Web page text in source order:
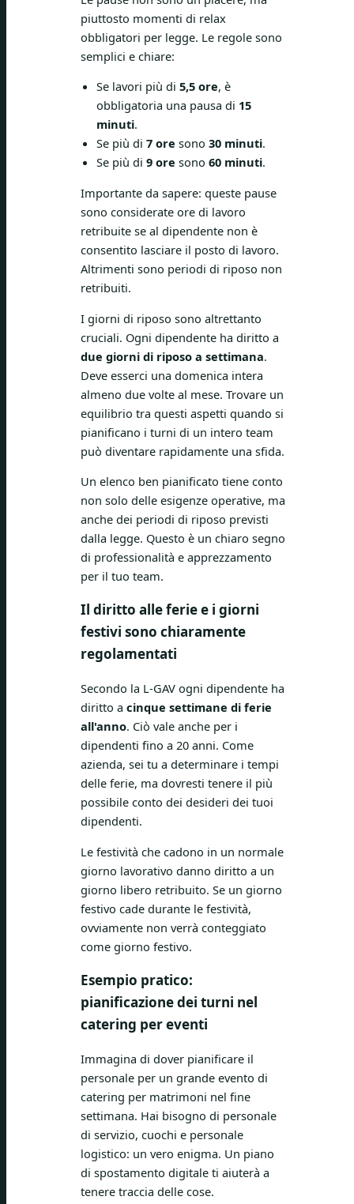
piuttosto momenti di relax
obbligatori per legge. Le regole sono
semplici e chiare:
Se lavori più di 5,5 ore, è
obbligatoria una pausa di 15
minuti.
Se più di 7 ore sono 30 minuti.
Se più di 9 ore sono 60 minuti.
Importante da sapere: queste pause
sono considerate ore di lavoro
retribuite se al dipendente non è
consentito lasciare il posto di lavoro.
Altrimenti sono periodi di riposo non
retribuiti.
I giorni di riposo sono altrettanto
cruciali. Ogni dipendente ha diritto a
due giorni di riposo a settimana.
Deve esserci una domenica intera
almeno due volte al mese. Trovare un
equilibrio tra questi aspetti quando si
pianificano i turni di un intero team
può diventare rapidamente una sfida.
Un elenco ben pianificato tiene conto
non solo delle esigenze operative, ma
anche dei periodi di riposo previsti
dalla legge. Questo è un chiaro segno
di professionalità e apprezzamento
per il tuo team.
Il diritto alle ferie e i giorni
festivi sono chiaramente
regolamentati
Secondo la L-GAV ogni dipendente ha
diritto a cinque settimane di ferie
all'anno. Ciò vale anche per i
dipendenti fino a 20 anni. Come
azienda, sei tu a determinare i tempi
delle ferie, ma dovresti tenere il più
possibile conto dei desideri dei tuoi
dipendenti.
Le festività che cadono in un normale
giorno lavorativo danno diritto a un
giorno libero retribuito. Se un giorno
festivo cade durante le festività,
ovviamente non verrà conteggiato
come giorno festivo.
Esempio pratico:
pianificazione dei turni nel
catering per eventi
Immagina di dover pianificare il
personale per un grande evento di
catering per matrimoni nel fine
settimana. Hai bisogno di personale
di servizio, cuochi e personale
logistico: un vero enigma. Un piano
di spostamento digitale ti aiuterà a
tenere traccia delle cose.